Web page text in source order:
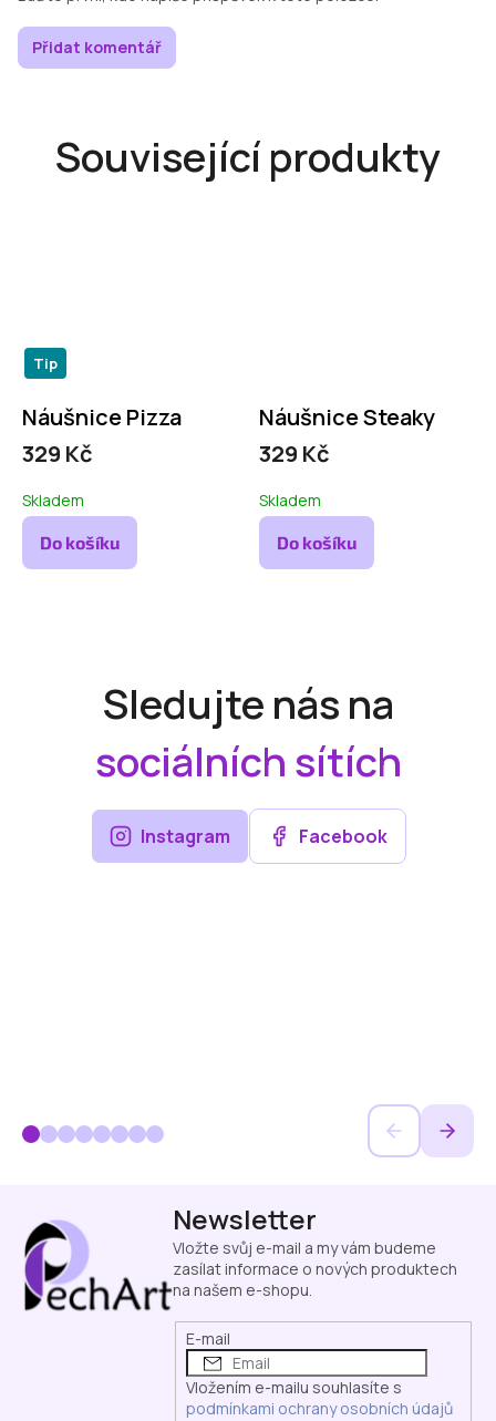
Související produkty
Tip
Náušnice Pizza
329 Kč
Skladem
Do košíku
Náušnice Steaky
329 Kč
Skladem
Do košíku
Přidat komentář
Sledujte nás na
sociálních sítích
Instagram Facebook
Newsletter
Vložte svůj e-mail a my vám budeme
zasílat informace o nových produktech
na našem e-shopu.
E-mail
Vložením e-mailu souhlasíte s
podmínkami ochrany osobních údajů